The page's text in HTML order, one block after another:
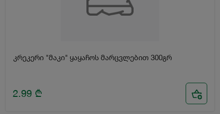
კრეკერი "მაკი" ყაყაჩოს მარცვლებით 300გრ
2.99 ₾